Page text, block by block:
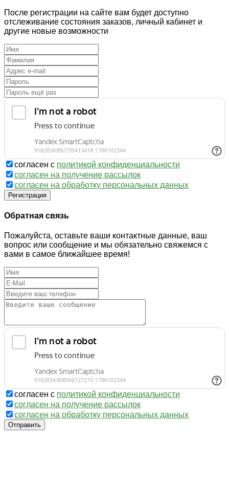
После регистрации на сайте вам будет доступно
отслеживание состояния заказов, личный кабинет и
другие новые возможности
согласен с политикой конфиденциальности
согласен на получение рассылок
согласен на обработку персональных данных
Регистрация
Обратная связь
Пожалуйста, оставьте ваши контактные данные, ваш
вопрос или сообщение и мы обязательно свяжемся с
вами в самое ближайшее время!
согласен с политикой конфиденциальности
согласен на получение рассылок
согласен на обработку персональных данных
Отправить